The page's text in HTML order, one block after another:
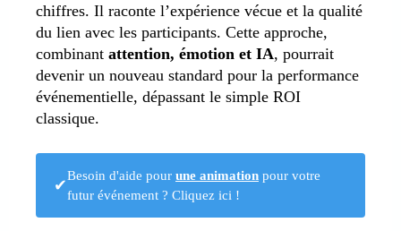
chiffres. Il raconte l’expérience vécue et la qualité
du lien avec les participants. Cette approche,
combinant attention, émotion et IA, pourrait
devenir un nouveau standard pour la performance
événementielle, dépassant le simple ROI
classique.
✔
Besoin d'aide pour une animation pour votre
futur événement ? Cliquez ici !